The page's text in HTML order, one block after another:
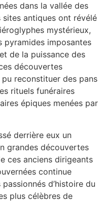
dans la vallée des
sites antiques ont révélé
mystérieux,
pyramides imposantes
de la puissance des
découvertes
reconstituer des pans
rituels funéraires
épiques menées par
derrière eux un
grandes découvertes
ces anciens dirigeants
continue
d’histoire du
plus célèbres de